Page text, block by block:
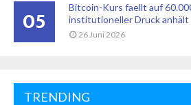
05
Bitcoin-Kurs faellt auf
institutioneller Druck anhält
26 Juni 2026
TRENDING